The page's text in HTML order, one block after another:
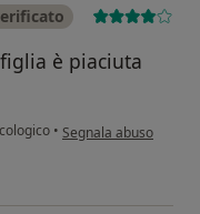
è piaciuta
• secondo l'opinione
Segnala abuso